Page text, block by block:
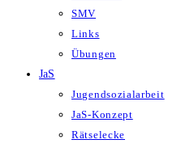
SMV
Links
Übungen
JaS
Jugendsozialarbeit
JaS-Konzept
Rätselecke